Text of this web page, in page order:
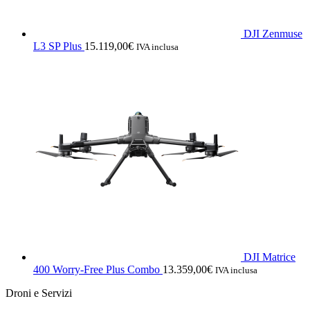
DJI Zenmuse
L3 SP Plus 15.119,00€ IVA inclusa
DJI Matrice
400 Worry-Free Plus Combo 13.359,00€ IVA inclusa
Droni e Servizi